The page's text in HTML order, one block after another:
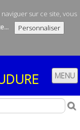
sur ce site, vous
Personnaliser
MENU